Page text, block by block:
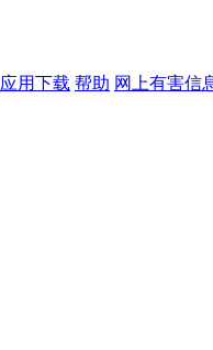
应用下载 帮助 网上有害信